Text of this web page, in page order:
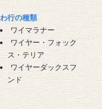
わ行の種類
ワイマラナー
ワイヤー・フォック
ス・テリア
ワイヤーダックスフ
ンド